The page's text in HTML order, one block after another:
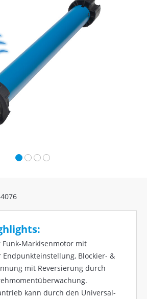
Funk-Markisenmotor mit
Blockier- &
mit Reversierung durch
kann durch den Universal-